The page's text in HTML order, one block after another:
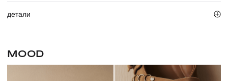
детали
MOOD